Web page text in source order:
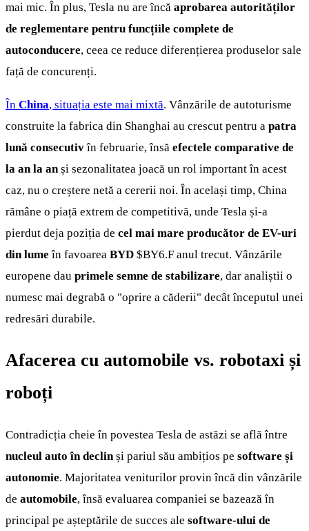
mai mic. În plus, Tesla nu are încă aprobarea autorităților
de reglementare pentru funcțiile complete de
autoconducere, ceea ce reduce diferențierea produselor sale
față de concurenți.
În China, situația este mai mixtă. Vânzările de autoturisme
construite la fabrica din Shanghai au crescut pentru a patra
lună consecutivîn februarie, însă efectele comparative de
la an la anși sezonalitatea joacă un rol important în acest
caz, nu o creștere netă a cererii noi. În același timp, China
rămâne o piață extrem de competitivă, unde Tesla și-a
pierdut deja poziția de cel mai mare producător de EV-uri
din lume în favoarea BYD $BY6.F anul trecut. Vânzările
europene dau primele semne de stabilizare, dar analiștii o
numesc mai degrabă o "oprire a căderii" decât începutul unei
redresări durabile.
Afacerea cu automobile vs. robotaxi și
roboți
Contradicția cheie în povestea Tesla de astăzi se află între
nucleul auto în declin și pariul său ambițios pe software și
autonomie. Majoritatea veniturilor provin încă din vânzările
de automobile, însă evaluarea companiei se bazează în
principal pe așteptările de succes ale software-ului de